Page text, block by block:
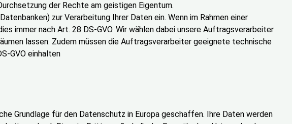
der Rechte am geistigen Eigentum.
zur Verarbeitung Ihrer Daten ein. Wenn im Rahmen einer
immer nach Art. 28 DS-GVO. Wir wählen dabei unsere Auftragsverarbeiter
lassen. Zudem müssen die Auftragsverarbeiter geeignete technische
GVO einhalten
Grundlage für den Datenschutz in Europa geschaffen. Ihre Daten werden